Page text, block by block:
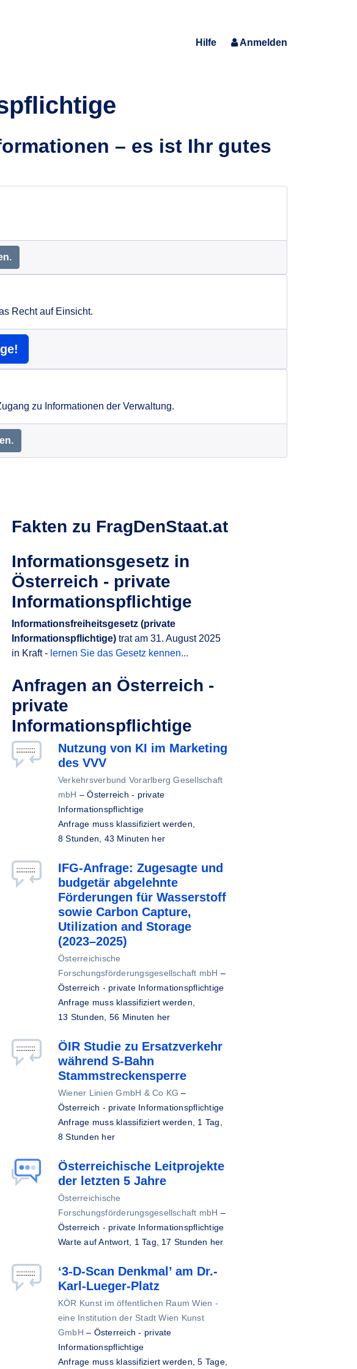
Hilfe Anmelden
– es ist Ihr gutes
Recht auf Einsicht.
zu Informationen der Verwaltung.
Fakten zu FragDenStaat.at
Informationsgesetz in
Österreich - private
Informationspflichtige
Informationsfreiheitsgesetz (private
Informationspflichtige) trat am 31. August 2025
in Kraft - lernen Sie das Gesetz kennen...
Anfragen an Österreich -
private
Informationspflichtige
Nutzung von KI im Marketing
des VVV
Verkehrsverbund Vorarlberg Gesellschaft
mbH –Österreich - private
Informationspflichtige
Anfrage muss klassifiziert werden,
8 Stunden, 43 Minuten her
IFG-Anfrage: Zugesagte und
budgetär abgelehnte
Förderungen für Wasserstoff
sowie Carbon Capture,
Utilization and Storage
(2023–2025)
Österreichische
Forschungsförderungsgesellschaft mbH –
Österreich - private Informationspflichtige
Anfrage muss klassifiziert werden,
13 Stunden, 56 Minuten her
ÖIR Studie zu Ersatzverkehr
während S-Bahn
Stammstreckensperre
Wiener Linien GmbH & Co KG –
Österreich - private Informationspflichtige
Anfrage muss klassifiziert werden, 1 Tag,
8 Stunden her
Österreichische Leitprojekte
der letzten 5 Jahre
Österreichische
Forschungsförderungsgesellschaft mbH –
Österreich - private Informationspflichtige
Warte auf Antwort, 1 Tag, 17 Stunden her
‘3-D-Scan Denkmal’ am Dr.-
Karl-Lueger-Platz
KÖR Kunst im öffentlichen Raum Wien -
eine Institution der Stadt Wien Kunst
GmbH – Österreich - private
Informationspflichtige
Anfrage muss klassifiziert werden,5 Tage,